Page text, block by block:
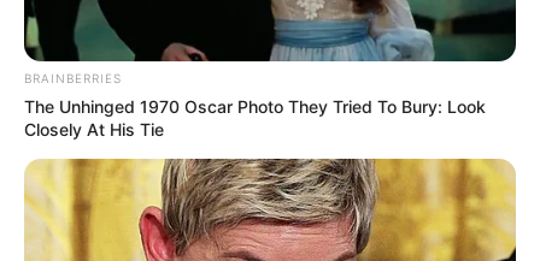
BRAINBERRIES
The Unhinged 1970 Oscar Photo They Tried To Bury: Look
Closely At His Tie